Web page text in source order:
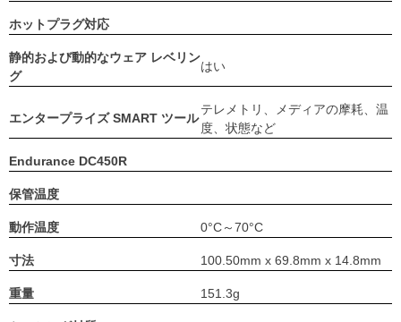
ホットプラグ対応
静的および動的なウェア レベリン
グ
はい
エンタープライズ SMART ツール
テレメトリ、メディアの摩耗、温
度、状態など
Endurance DC450R
保管温度
動作温度 0°C～70°C
寸法 100.50mm x 69.8mm x 14.8mm
重量 151.3g